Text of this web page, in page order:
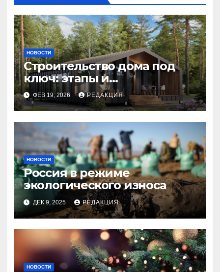
НОВОСТИ
Строительство дома под
ключ: этапы и
планирование бюджета
ФЕВ 19, 2026 РЕДАКЦИЯ
НОВОСТИ
Россия в режиме
экологического износа
ДЕК 9, 2025 РЕДАКЦИЯ
НОВОСТИ